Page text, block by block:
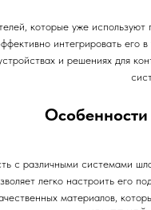
которые уже
интегрировать его
и решениях для
с различными системами
легко настроить его
материалов,